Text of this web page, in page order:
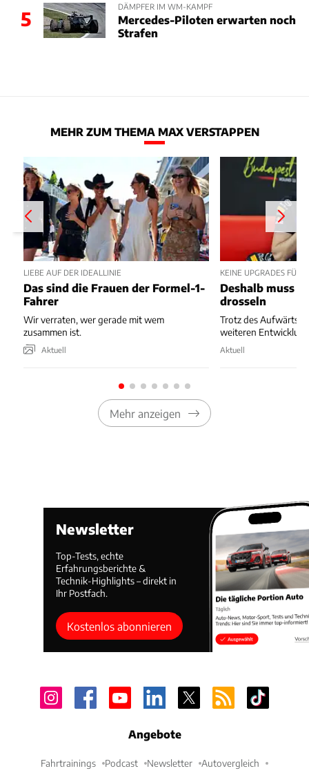
5
DÄMPFER IM WM-KAMPF
Mercedes-Piloten erwarten noch
Strafen
MEHR ZUM THEMA MAX VERSTAPPEN
LIEBE AUF DER IDEALLINIE
Das sind die Frauen der Formel-1-
Fahrer
Wir verraten, wer gerade mit wem
zusammen ist.
Aktuell
KEINE UPGRADES FÜR
Deshalb muss
drosseln
Trotz des
weiteren
Aktuell
Mehr anzeigen
Newsletter
Top-Tests, echte
Erfahrungsberichte &
Technik-Highlights – direkt in
Ihr Postfach.
Kostenlos abonnieren
Angebote
Fahrtrainings Podcast Newsletter Autovergleich